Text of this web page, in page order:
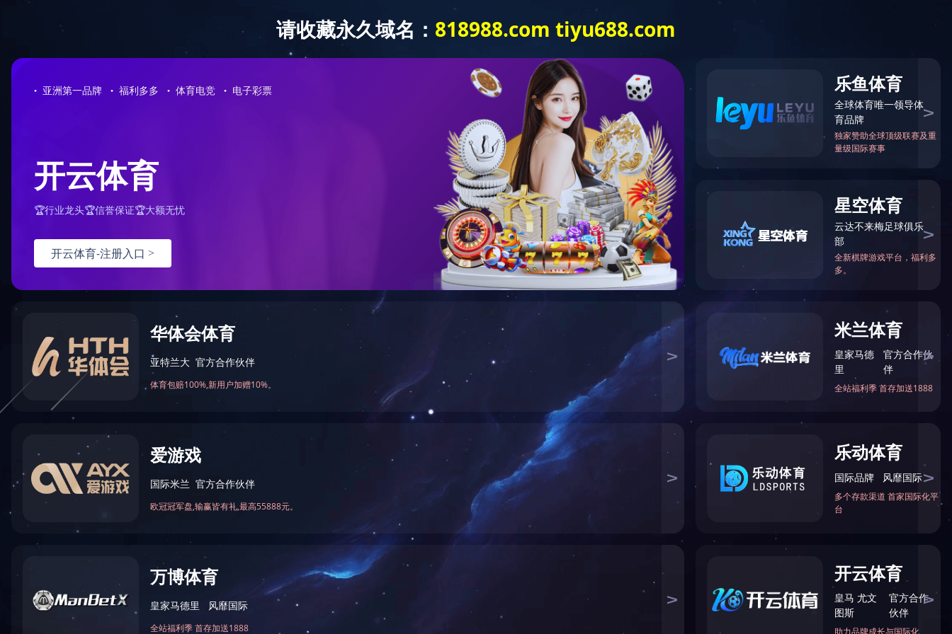
对象已移动
可在此处找到该文档